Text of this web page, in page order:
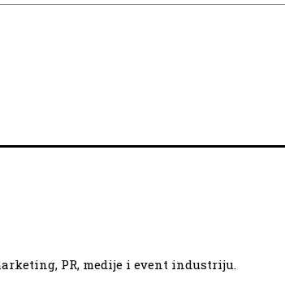
PR, medije i event industriju.